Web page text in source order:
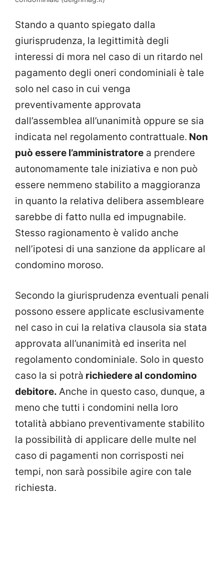
Stando a quanto spiegato dalla
giurisprudenza, la legittimità degli
interessi di mora nel caso di un ritardo nel
pagamento degli oneri condominiali è tale
solo nel caso in cui venga
preventivamente approvata
dall’assemblea all’unanimità oppure se sia
indicata nel regolamento contrattuale. Non
può essere l’amministratore a prendere
autonomamente tale iniziativa e non può
essere nemmeno stabilito a maggioranza
in quanto la relativa delibera assembleare
sarebbe di fatto nulla ed impugnabile.
Stesso ragionamento è valido anche
nell’ipotesi di una sanzione da applicare al
condomino moroso.
Secondo la giurisprudenza eventuali penali
possono essere applicate esclusivamente
nel caso in cui la relativa clausola sia stata
approvata all’unanimità ed inserita nel
regolamento condominiale. Solo in questo
caso la si potrà richiedere al condomino
debitore. Anche in questo caso, dunque, a
meno che tutti i condomini nella loro
totalità abbiano preventivamente stabilito
la possibilità di applicare delle multe nel
caso di pagamenti non corrisposti nei
tempi, non sarà possibile agire con tale
richiesta.